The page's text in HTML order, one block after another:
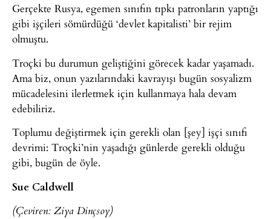
Gerçekte Rusya, egemen sınıfın tıpkı patronların yaptığı
gibi işçileri sömürdüğü ‘devlet kapitalisti’ bir rejim
olmuştu.
Troçki bu durumun geliştiğini görecek kadar yaşamadı.
Ama biz, onun yazılarındaki kavrayışı bugün sosyalizm
mücadelesini ilerletmek için kullanmaya hala devam
edebiliriz.
Toplumu değiştirmek için gerekli olan [şey] işçi sınıfı
devrimi: Troçki’nin yaşadığı günlerde gerekli olduğu
gibi, bugün de öyle.
Sue Caldwell
(Çeviren: Ziya Dinçsoy)